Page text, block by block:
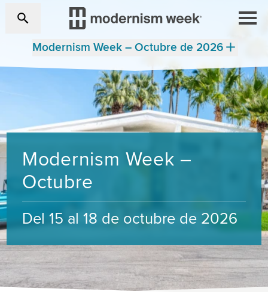
Modernism Week – Octubre de 2026
Modernism Week –
Octubre
Del 15 al 18 de octubre de 2026